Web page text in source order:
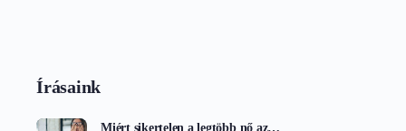
Írásaink
Miért sikertelen a legtöbb nő az…